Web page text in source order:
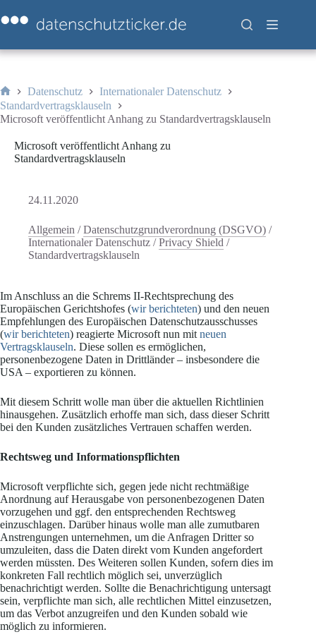
Inhalt
springen
Start
Datenschutz
Internationaler Datenschutz
Standardvertragsklauseln
Microsoft veröffentlicht Anhang zu Standardvertragsklauseln
Microsoft veröffentlicht Anhang zu
Standardvertragsklauseln
24.11.2020
Allgemein /Datenschutzgrundverordnung (DSGVO) /
Internationaler Datenschutz /Privacy Shield /
Standardvertragsklauseln
Im Anschluss an die Schrems II-Rechtsprechung des
Europäischen Gerichtshofes (wir berichteten) und den neuen
Empfehlungen des Europäischen Datenschutzausschusses
(wir berichteten) reagierte Microsoft nun mit neuen
Vertragsklauseln. Diese sollen es ermöglichen,
personenbezogene Daten in Drittländer – insbesondere die
USA – exportieren zu können.
Mit diesem Schritt wolle man über die aktuellen Richtlinien
hinausgehen. Zusätzlich erhoffe man sich, dass dieser Schritt
bei den Kunden zusätzliches Vertrauen schaffen werden.
Rechtsweg und Informationspflichten
Microsoft verpflichte sich, gegen jede nicht rechtmäßige
Anordnung auf Herausgabe von personenbezogenen Daten
vorzugehen und ggf. den entsprechenden Rechtsweg
einzuschlagen. Darüber hinaus wolle man alle zumutbaren
Anstrengungen unternehmen, um die Anfragen Dritter so
umzuleiten, dass die Daten direkt vom Kunden angefordert
werden müssten. Des Weiteren sollen Kunden, sofern dies im
konkreten Fall rechtlich möglich sei, unverzüglich
benachrichtigt werden. Sollte die Benachrichtigung untersagt
sein, verpflichte man sich, alle rechtlichen Mittel einzusetzen,
um das Verbot anzugreifen und den Kunden sobald wie
möglich zu informieren.